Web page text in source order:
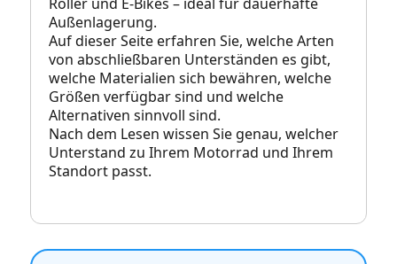
Außenlagerung.
Auf dieser Seite erfahren Sie, welche Arten
von abschließbaren Unterständen es gibt,
welche Materialien sich bewähren, welche
Größen verfügbar sind und welche
Alternativen sinnvoll sind.
Nach dem Lesen wissen Sie genau, welcher
Unterstand zu Ihrem Motorrad und Ihrem
Standort passt.